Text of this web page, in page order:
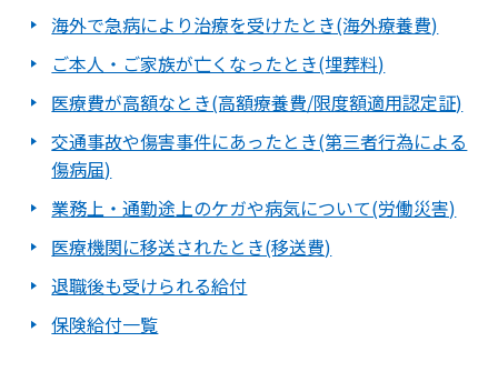
海外で急病により治療を受けたとき(海外療養費)
ご本人・ご家族が亡くなったとき(埋葬料)
医療費が高額なとき(高額療養費/限度額適用認定証)
交通事故や傷害事件にあったとき(第三者行為による
傷病届)
業務上・通勤途上のケガや病気について(労働災害)
医療機関に移送されたとき(移送費)
退職後も受けられる給付
保険給付一覧